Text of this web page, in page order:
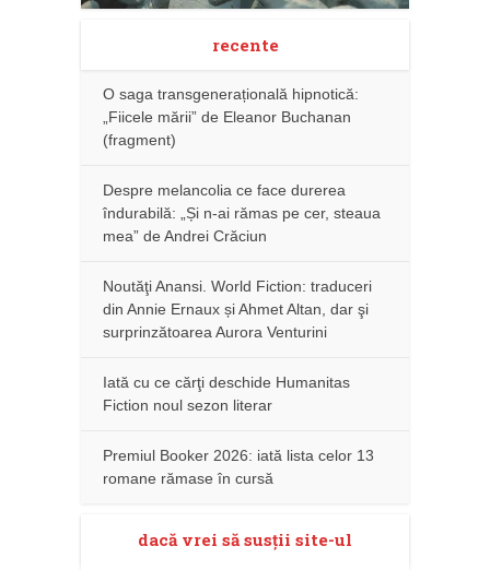
recente
O saga transgenerațională hipnotică:
„Fiicele mării” de Eleanor Buchanan
(fragment)
Despre melancolia ce face durerea
îndurabilă: „Și n-ai rămas pe cer, steaua
mea” de Andrei Crăciun
Noutăţi Anansi. World Fiction: traduceri
din Annie Ernaux și Ahmet Altan, dar şi
surprinzătoarea Aurora Venturini
Iată cu ce cărţi deschide Humanitas
Fiction noul sezon literar
Premiul Booker 2026: iată lista celor 13
romane rămase în cursă
dacă vrei să susţii site-ul